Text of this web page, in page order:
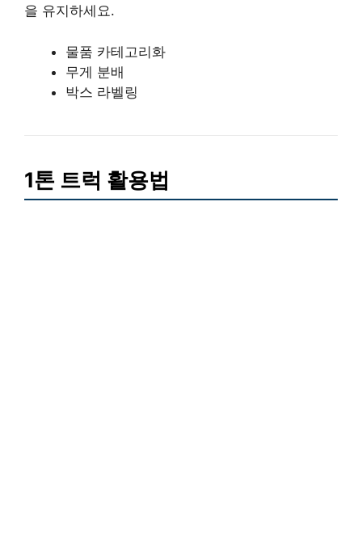
을 유지하세요.
물품 카테고리화
무게 분배
박스 라벨링
1톤 트럭 활용법